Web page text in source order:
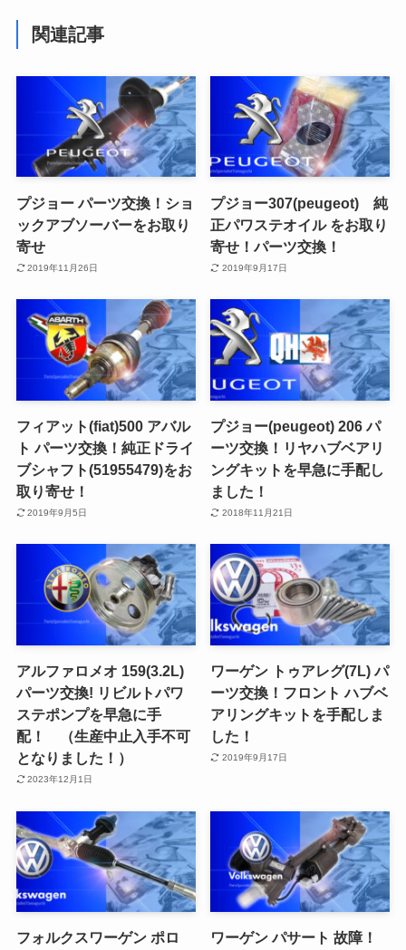
関連記事
プジョー パーツ交換！ショ
ックアブソーバーをお取り
寄せ
2019年11月26日
プジョー307(peugeot) 純
正パワステオイル をお取り
寄せ！パーツ交換！
2019年9月17日
フィアット(fiat)500 アバル
ト パーツ交換！純正ドライ
ブシャフト(51955479)をお
取り寄せ！
2019年9月5日
プジョー(peugeot) 206 パ
ーツ交換！リヤハブベアリ
ングキットを早急に手配し
ました！
2018年11月21日
アルファロメオ 159(3.2L)
パーツ交換! リビルトパワ
ステポンプを早急に手
配！ （生産中止入手不可
となりました！）
2023年12月1日
ワーゲン トゥアレグ(7L) パ
ーツ交換！フロント ハブベ
アリングキットを手配しま
した！
2019年9月17日
フォルクスワーゲン ポロ
ワーゲン パサート 故障！